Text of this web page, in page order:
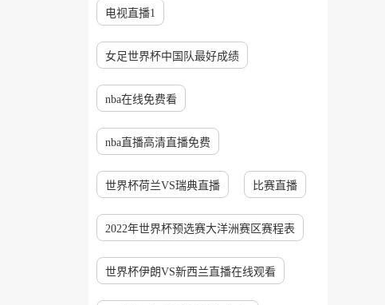
电视直播1
女足世界杯中国队最好成绩
nba在线免费看
nba直播高清直播免费
世界杯荷兰VS瑞典直播 比赛直播
2022年世界杯预选赛大洋洲赛区赛程表
世界杯伊朗VS新西兰直播在线观看